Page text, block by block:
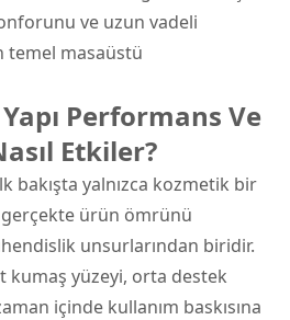
ve uzun vadeli
temel masaüstü
Performans Ve
Etkiler?
bakışta yalnızca kozmetik bir
ürün ömrünü
unsurlarından biridir.
kumaş yüzeyi, orta destek
içinde kullanım baskısına